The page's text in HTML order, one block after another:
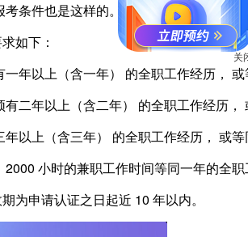
条件也是这样的。关于CFP系列认证培
如下：
年以上（含一年） 的全职工作经历， 或
二年以上（含二年） 的全职工作经历，
以上（含三年） 的全职工作经历， 或等
2000 小时的兼职工作时间等同一年的全职
为申请认证之日起近 10 年以内。